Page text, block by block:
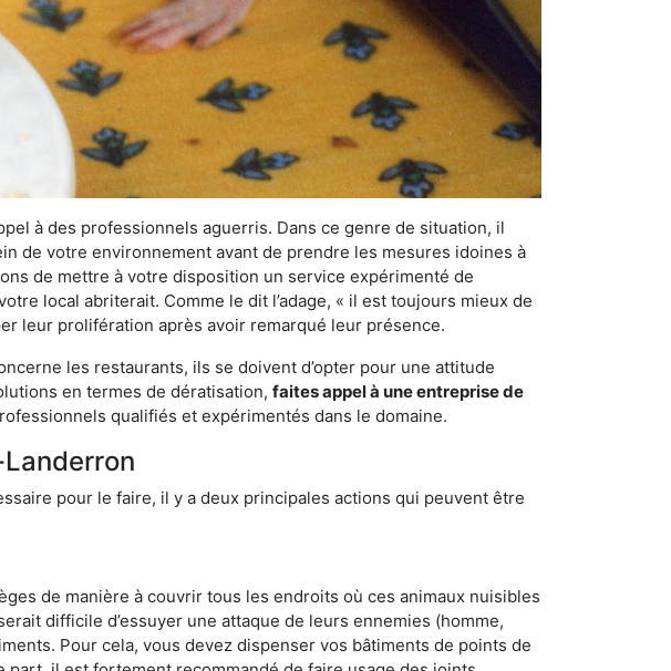
à des professionnels aguerris. Dans ce genre de situation, il
de votre environnement avant de prendre les mesures idoines à
de mettre à votre disposition un service expérimenté de
local abriterait. Comme le dit l’adage, « il est toujours mieux de
leur prolifération après avoir remarqué leur présence.
les restaurants, ils se doivent d’opter pour une attitude
en termes de dératisation, faites appel à une entreprise de
qualifiés et expérimentés dans le domaine.
pour le faire, il y a deux principales actions qui peuvent être
de manière à couvrir tous les endroits où ces animaux nuisibles
difficile d’essuyer une attaque de leurs ennemies (homme,
Pour cela, vous devez dispenser vos bâtiments de points de